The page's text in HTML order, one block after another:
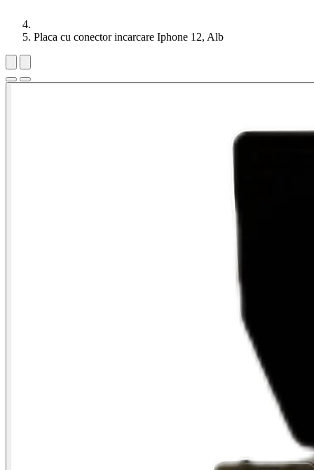
Placa cu conector incarcare Iphone 12, Alb